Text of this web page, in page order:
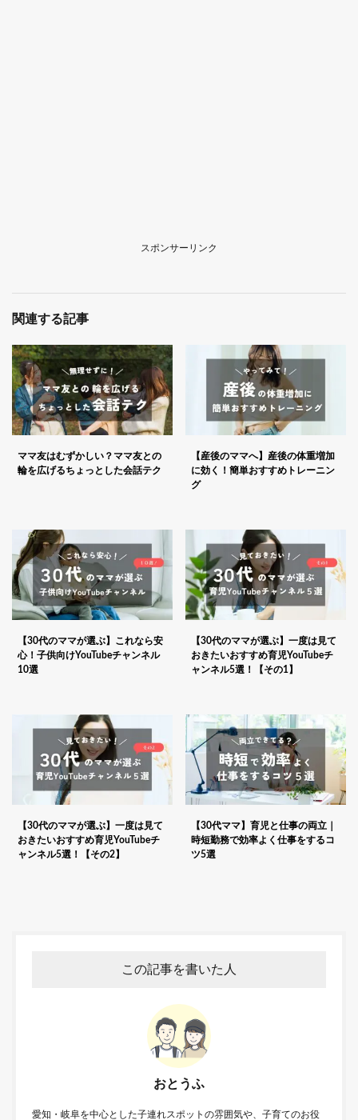
スポンサーリンク
関連する記事
ママ友はむずかしい？ママ友との
輪を広げるちょっとした会話テク
【産後のママへ】産後の体重増加
に効く！簡単おすすめトレーニン
グ
【30代のママが選ぶ】これなら安
心！子供向けYouTubeチャンネル
10選
【30代のママが選ぶ】一度は見て
おきたいおすすめ育児YouTubeチ
ャンネル5選！【その1】
【30代のママが選ぶ】一度は見て
おきたいおすすめ育児YouTubeチ
ャンネル5選！【その2】
【30代ママ】育児と仕事の両立｜
時短勤務で効率よく仕事をするコ
ツ5選
この記事を書いた人
おとうふ
愛知・岐阜を中心とした子連れスポットの雰囲気や、子育てのお役